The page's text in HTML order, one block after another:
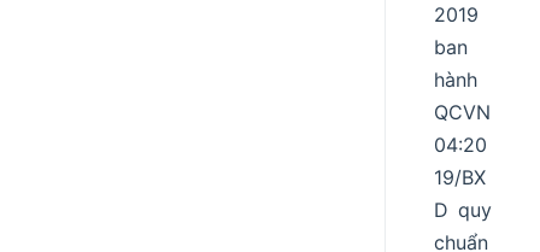
2019
ban
hành
QCVN
04:20
19/BX
D quy
chuẩn